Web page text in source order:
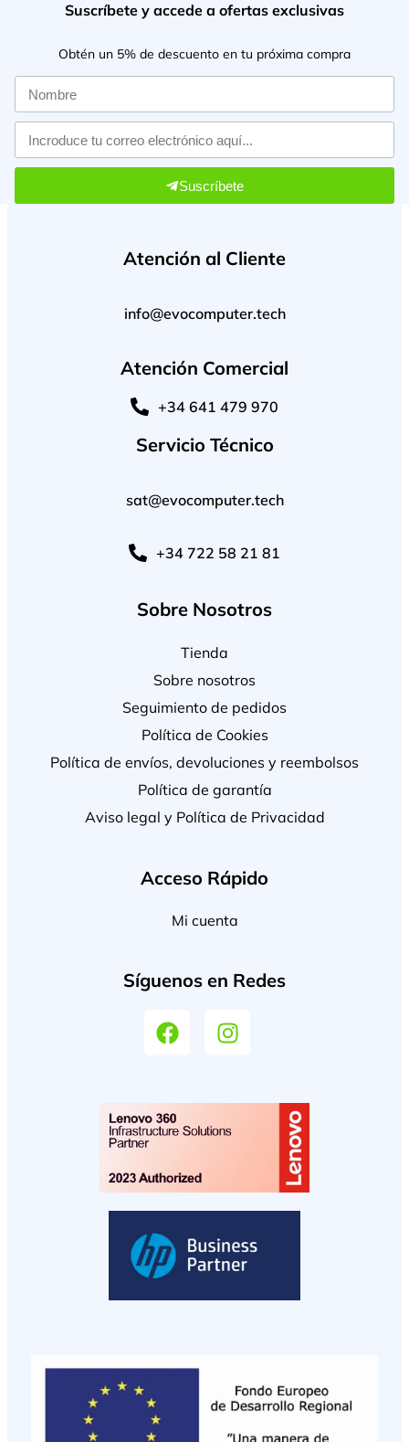
Suscríbete y accede a ofertas exclusivas
Obtén un 5% de descuento en tu próxima compra
Suscríbete
Atención al Cliente
info@evocomputer.tech
Atención Comercial
+34 641 479 970
Servicio Técnico
sat@evocomputer.tech
+34 722 58 21 81
Sobre Nosotros
Tienda
Sobre nosotros
Seguimiento de pedidos
Política de Cookies
Política de envíos, devoluciones y reembolsos
Política de garantía
Aviso legal y Política de Privacidad
Acceso Rápido
Mi cuenta
Síguenos en Redes